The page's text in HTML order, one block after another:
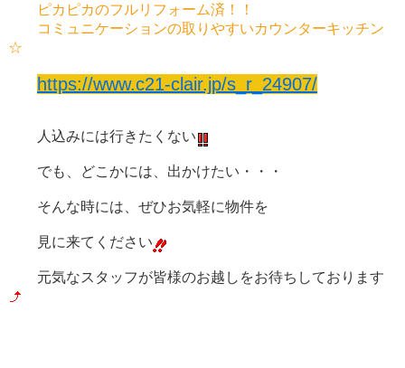
ピカピカのフルリフォーム済！！
コミュニケーションの取りやすいカウンターキッチン
☆
https://www.c21-clair.jp/s_r_24907/
人込みには行きたくない
でも、どこかには、出かけたい・・・
そんな時には、ぜひお気軽に物件を
見に来てください
元気なスタッフが皆様のお越しをお待ちしております